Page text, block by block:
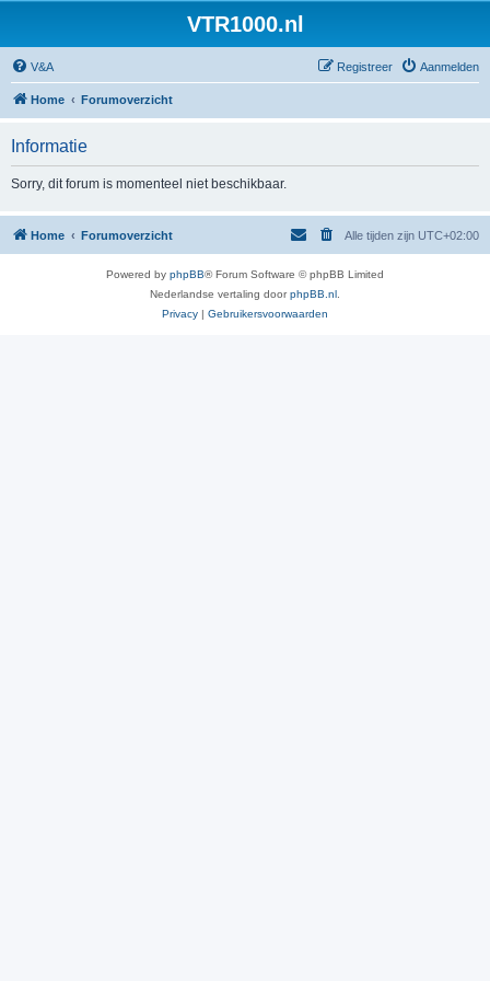
VTR1000.nl
V&A Aanmelden
Registreer
Home Forumoverzicht
Informatie
Sorry, dit forum is momenteel niet beschikbaar.
Home Forumoverzicht Alle tijden zijn UTC+02:00
Powered by phpBB® Forum Software © phpBB Limited
Nederlandse vertaling doorphpBB.nl
Privacy | Gebruikersvoorwaarden